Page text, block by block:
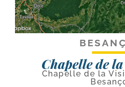
Chapelle de
Chapelle de la